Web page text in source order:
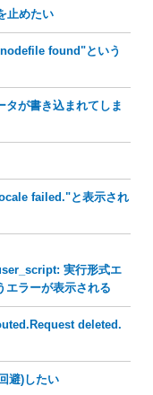
止めたい
found"という
タが書き込まれてしま
failed."と表示され
実行形式エ
エラーが表示される
deleted.
避)したい